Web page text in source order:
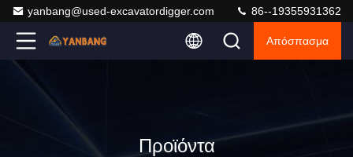
yanbang@used-excavatordigger.com 86--19355931362
Απόσπασμα
Προϊόντα